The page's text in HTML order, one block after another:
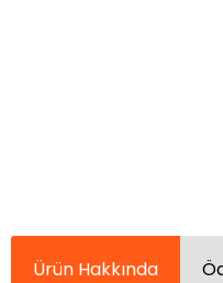
Ürün Hakkında